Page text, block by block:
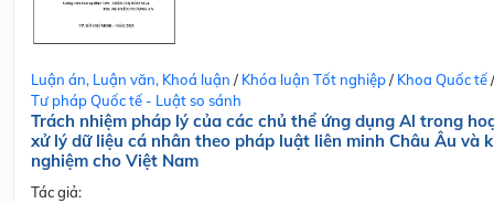
Luận án, Luận văn, Khoá luận / Khóa luận Tốt nghiệp/ Khoa Quốc tế/
Tư pháp Quốc tế - Luật so sánh
Trách nhiệm pháp lý của các chủ thể ứng dụng Al trong
xử lý dữ liệu cá nhân theo pháp luật liên minh Châu Âu và
nghiệm cho Việt Nam
Tác giả: